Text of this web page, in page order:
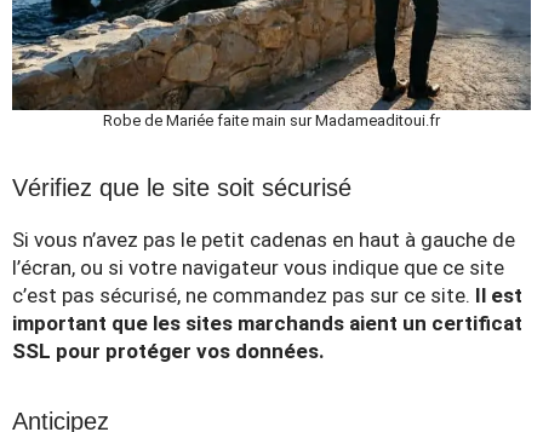
Robe de Mariée faite main sur Madameaditoui.fr
Vérifiez que le site soit sécurisé
Si vous n’avez pas le petit cadenas en haut à gauche de
l’écran, ou si votre navigateur vous indique que ce site
c’est pas sécurisé, ne commandez pas sur ce site. Il est
important que les sites marchands aient un certificat
SSL pour protéger vos données.
Anticipez